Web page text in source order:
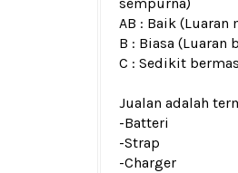
AB : Baik
B : Biasa (Luaran
C : Sedikit
Jualan adalah
-Batteri
-Strap
-Charger